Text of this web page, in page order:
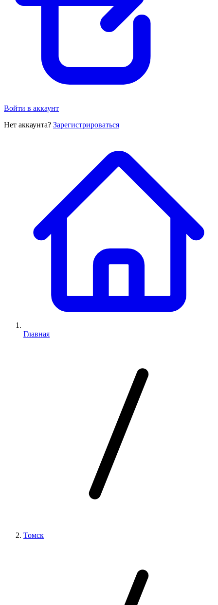
Войти в аккаунт
Нет аккаунта? Зарегистрироваться
Главная
Томск